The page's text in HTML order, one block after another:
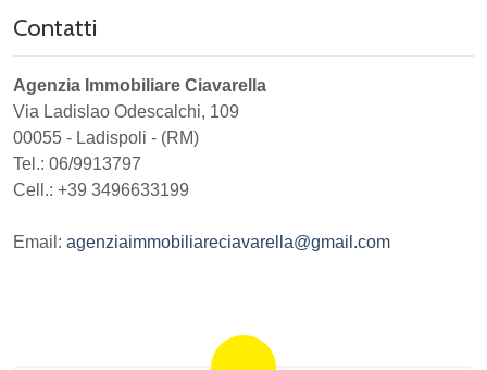
Contatti
Agenzia Immobiliare Ciavarella
Via Ladislao Odescalchi, 109
00055 - Ladispoli - (RM)
Tel.: 06/9913797
Cell.: +39 3496633199
Email: agenziaimmobiliareciavarella@gmail.com